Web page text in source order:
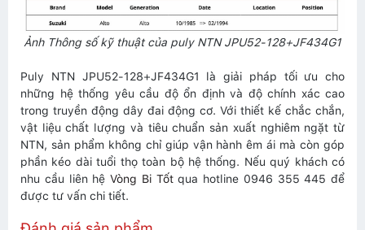
Ảnh Thông số kỹ thuật của puly NTN JPU52-128+JF434G1
Puly NTN JPU52-128+JF434G1 là giải pháp tối ưu cho
những hệ thống yêu cầu độ ổn định và độ chính xác cao
trong truyền động dây đai động cơ. Với thiết kế chắc chắn,
vật liệu chất lượng và tiêu chuẩn sản xuất nghiêm ngặt từ
NTN, sản phẩm không chỉ giúp vận hành êm ái mà còn góp
phần kéo dài tuổi thọ toàn bộ hệ thống. Nếu quý khách có
nhu cầu liên hệ Vòng Bi Tốtqua hotline 0946 355 445 để
được tư vấn chi tiết.